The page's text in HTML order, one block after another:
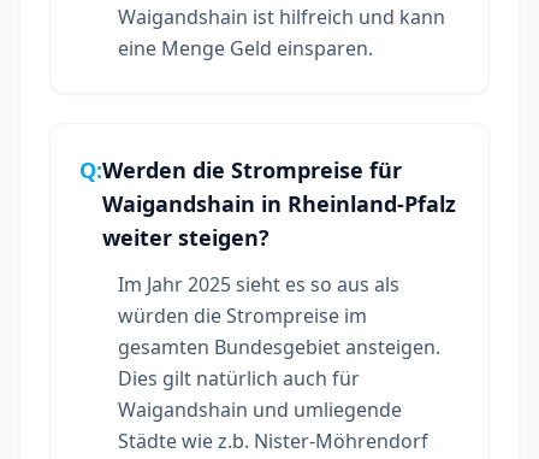
Waigandshain ist hilfreich und kann
eine Menge Geld einsparen.
Q:Werden die Strompreise für
Waigandshain in Rheinland-Pfalz
weiter steigen?
Im Jahr 2025 sieht es so aus als
würden die Strompreise im
gesamten Bundesgebiet ansteigen.
Dies gilt natürlich auch für
Waigandshain und umliegende
Städte wie z.b. Nister-Möhrendorf